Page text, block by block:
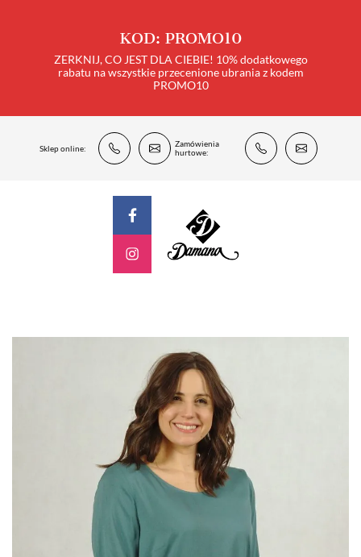
KOD: PROMO10
ZERKNIJ, CO JEST DLA CIEBIE! 10% dodatkowego
rabatu na wszystkie przecenione ubrania z kodem
PROMO10
Sklep online:
Zamówienia
hurtowe: